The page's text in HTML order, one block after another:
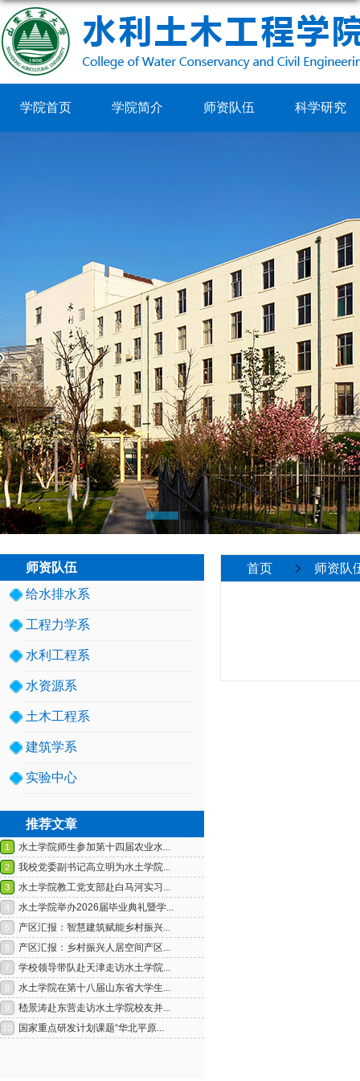
学院首页 学院简介 师资队伍 科学研究
1
师资队伍
给水排水系
工程力学系
水利工程系
水资源系
土木工程系
建筑学系
实验中心
推荐文章
首页 师资队